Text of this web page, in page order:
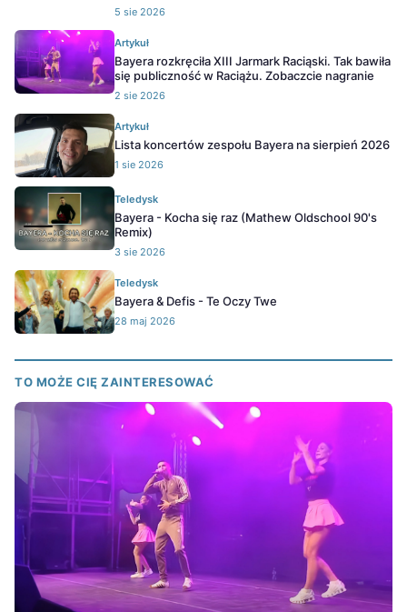
5 sie 2026
Artykuł
Bayera rozkręciła XIII Jarmark Raciąski. Tak bawiła
się publiczność w Raciążu. Zobaczcie nagranie
2 sie 2026
Artykuł
Lista koncertów zespołu Bayera na sierpień 2026
1 sie 2026
Teledysk
Bayera - Kocha się raz (Mathew Oldschool 90's
Remix)
3 sie 2026
Teledysk
Bayera & Defis - Te Oczy Twe
28 maj 2026
TO MOŻE CIĘ ZAINTERESOWAĆ